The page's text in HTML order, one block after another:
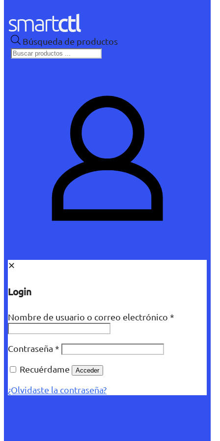
Búsqueda de productos
✕
Login
Nombre de usuario o correo electrónico *
Contraseña *
Recuérdame
Acceder
¿Olvidaste la contraseña?